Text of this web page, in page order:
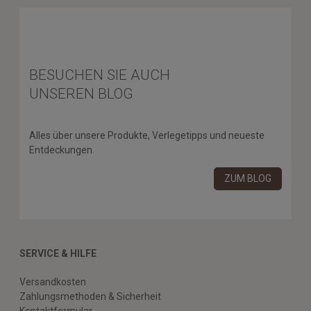
BESUCHEN SIE AUCH
UNSEREN BLOG
Alles über unsere Produkte, Verlegetipps und neueste
Entdeckungen.
ZUM BLOG
SERVICE & HILFE
Versandkosten
Zahlungsmethoden & Sicherheit